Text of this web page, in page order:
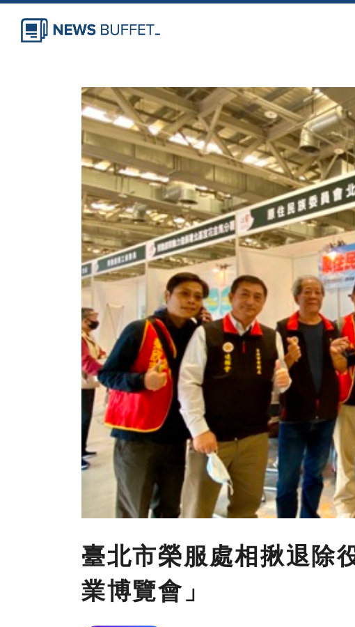
臺北市榮服處相揪退除
業博覽會」